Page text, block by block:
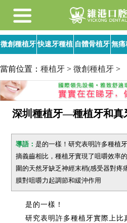
微創種植牙 快速牙種植 自體骨植牙 無痛
當前位置： 種植牙 > 微創種植牙 >
深圳種植牙—種植牙和真
導語：是的一樣！研究表明許多種植
摘義齒相比，種植牙實現了咀嚼效率
圍的天然牙缺乏神經末梢(感受器對疼
膜對咀嚼力起調節和緩沖作用
是的一樣！
研究表明許多種植牙實際上比